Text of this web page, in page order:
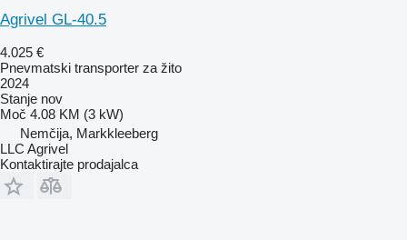
Agrivel GL-40.5
4.025 €
Pnevmatski transporter za žito
2024
Stanje nov
Moč 4.08 KM (3 kW)
Nemčija, Markkleeberg
LLC Agrivel
Kontaktirajte prodajalca